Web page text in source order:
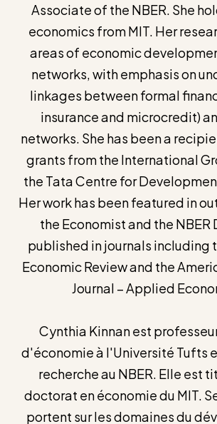
Associate of the NBER. She
economics from MIT. Her
areas of economic
networks, with emphasis on
linkages between formal
insurance and microcredit)
networks. She has been a
grants from the International
the Tata Centre for
Her work has been featured in
the Economist and the NBER
published in journals including
Economic Review and the
Journal – Applied
Cynthia Kinnan est
d'économie à l'Université Tufts
recherche au NBER. Elle est
doctorat en économie du MIT.
portent sur les domaines du